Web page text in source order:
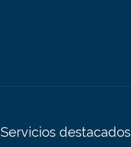
Servicios destacados